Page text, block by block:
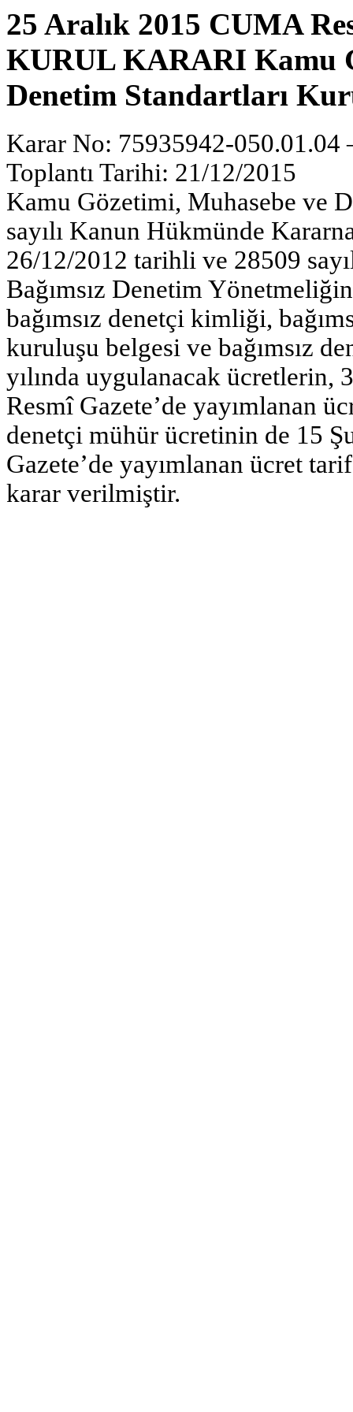
25 Aralık 2015 CUMA
KURUL KARARI Kamu
Denetim Standartları
Karar No: 75935942-050.01.04
Toplantı Tarihi: 21/12/2015
Kamu Gözetimi, Muhasebe ve
sayılı Kanun Hükmünde
26/12/2012 tarihli ve 28509
Bağımsız Denetim
bağımsız denetçi kimliği,
kuruluşu belgesi ve bağımsız
yılında uygulanacak ücretlerin,
Resmî Gazete’de yayımlanan
denetçi mühür ücretinin de 15
Gazete’de yayımlanan ücret
karar verilmiştir.